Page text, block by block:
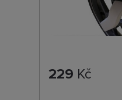
229 Kč